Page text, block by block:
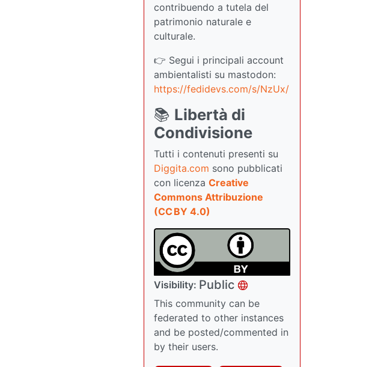
contribuendo a tutela del
patrimonio naturale e
culturale.
👉 Segui i principali account
ambientalisti su mastodon:
https://fedidevs.com/s/NzUx/
📚 Libertà di
Condivisione
Tutti i contenuti presenti su
Diggita.com sono pubblicati
con licenza Creative
Commons Attribuzione
(CC BY 4.0)
Visibility: Public
This community can be
federated to other instances
and be posted/commented in
by their users.